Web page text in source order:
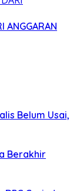
ANGGARAN
Belum Usai,
Berakhir